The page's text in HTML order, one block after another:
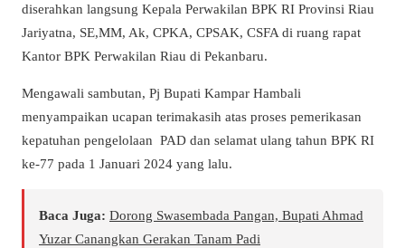
diserahkan langsung Kepala Perwakilan BPK RI Provinsi Riau
Jariyatna, SE,MM, Ak, CPKA, CPSAK, CSFA di ruang rapat
Kantor BPK Perwakilan Riau di Pekanbaru.
Mengawali sambutan, Pj Bupati Kampar Hambali
menyampaikan ucapan terimakasih atas proses pemerikasan
kepatuhan pengelolaan PAD dan selamat ulang tahun BPK RI
ke-77 pada 1 Januari 2024 yang lalu.
Baca Juga: Dorong Swasembada Pangan, Bupati Ahmad
Yuzar Canangkan Gerakan Tanam Padi